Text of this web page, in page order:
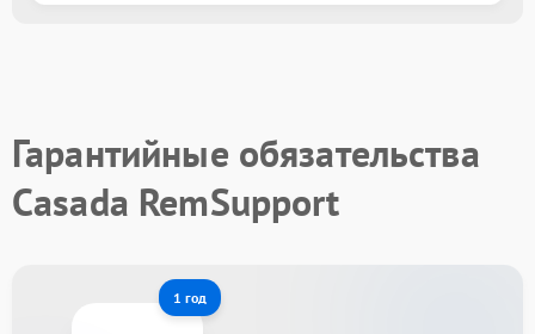
Гарантийные обязательства
Casada RemSupport
1 год